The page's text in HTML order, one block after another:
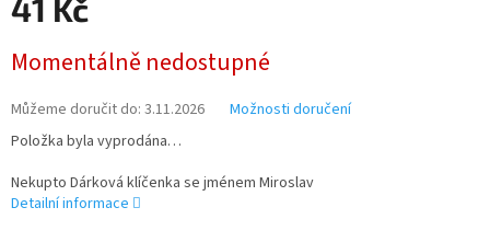
41 Kč
cena:
Momentálně nedostupné
Můžeme doručit do: 3.11.2026
Možnosti doručení
Položka byla vyprodána…
Nekupto Dárková klíčenka se jménem Miroslav
Detailní informace